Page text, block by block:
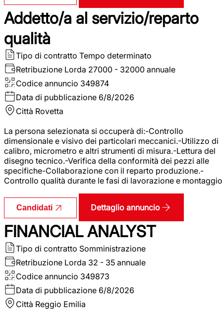
Addetto/a al servizio/reparto
qualità
Tipo di contratto Tempo determinato
Retribuzione Lorda 27000 - 32000 annuale
Codice annuncio 349874
Data di pubblicazione 6/8/2026
Città Rovetta
La persona selezionata si occuperà di:-Controllo
dimensionale e visivo dei particolari meccanici.-Utilizzo di
calibro, micrometro e altri strumenti di misura.-Lettura del
disegno tecnico.-Verifica della conformità dei pezzi alle
specifiche-Collaborazione con il reparto produzione.-
Controllo qualità durante le fasi di lavorazione e
Candidati Dettaglio annuncio
FINANCIAL ANALYST
Tipo di contratto Somministrazione
Retribuzione Lorda 32 - 35 annuale
Codice annuncio 349873
Data di pubblicazione 6/8/2026
Città Reggio Emilia